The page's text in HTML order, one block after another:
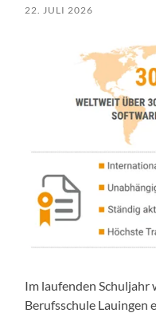
22. JULI 2026
Im laufenden Schuljahr
Berufsschule